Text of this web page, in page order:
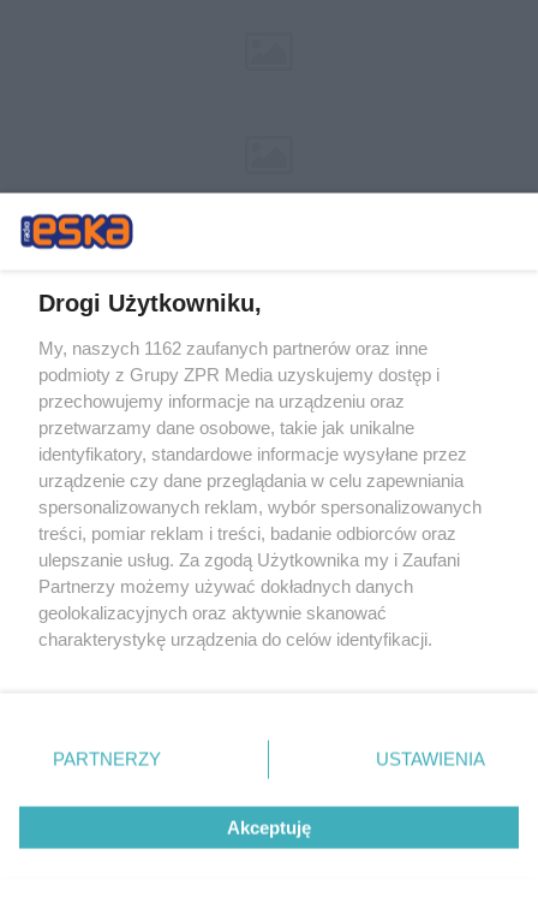
Żaden utwór zamieszczony w serwisie nie może być powielany i
rozpowszechniany lub dalej rozpowszechniany w jakikolwiek sposób (w
tym także elektroniczny lub mechaniczny) na jakimkolwiek polu
eksploatacji w jakiejkolwiek formie, włącznie z umieszczaniem w
Internecie bez pisemnej zgody właściciela praw. Jakiekolwiek użycie lub
wykorzystanie utworów w całości lub w części z naruszeniem prawa,
tzn. bez właściwej zgody, jest zabronione pod groźbą kary i może być
ścigane prawnie.
© 2026 Grupa ZPR Media
Drogi Użytkowniku,
My, naszych 1162 zaufanych partnerów oraz inne
podmioty z Grupy ZPR Media uzyskujemy dostęp i
przechowujemy informacje na urządzeniu oraz
przetwarzamy dane osobowe, takie jak unikalne
identyfikatory, standardowe informacje wysyłane przez
urządzenie czy dane przeglądania w celu zapewniania
spersonalizowanych reklam, wybór spersonalizowanych
treści, pomiar reklam i treści, badanie odbiorców oraz
ulepszanie usług. Za zgodą Użytkownika my i Zaufani
Partnerzy możemy używać dokładnych danych
geolokalizacyjnych oraz aktywnie skanować
charakterystykę urządzenia do celów identyfikacji.
zmienić/wycofać klikając przycisk ustawień prywatności
znajdujący się w lewym dolnym rogu strony
rodzaje przetwarzania danych nie wymagają zgody
użytkownika, ale masz prawo sprzeciwić się takiemu
przetwarzaniu. Preferencje będą miały zastosowanie tylko
PARTNERZY USTAWIENIA
Akceptuję